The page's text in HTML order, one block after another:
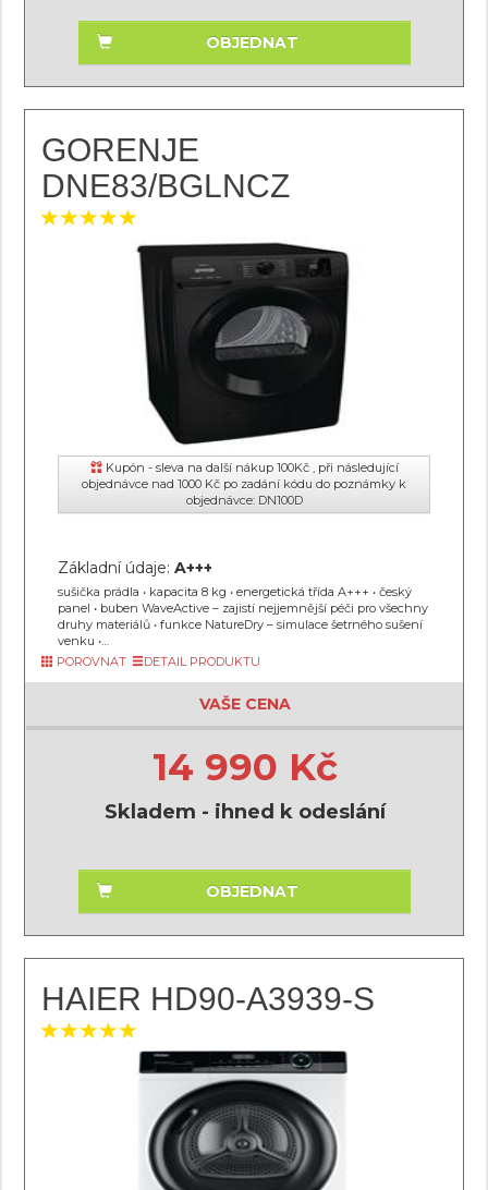
OBJEDNAT
GORENJE
DNE83/BGLNCZ
Kupón - sleva na další nákup 100Kč , při následující
objednávce nad 1000 Kč po zadání kódu do poznámky k
objednávce: DN100D
Základní údaje: A+++
sušička prádla • kapacita 8 kg • energetická třída A+++ • český
panel • buben WaveActive – zajistí nejjemnější péči pro všechny
druhy materiálů • funkce NatureDry – simulace šetrného sušení
venku •…
POROVNAT
DETAIL PRODUKTU
VAŠE CENA
14 990 Kč
Skladem - ihned k odeslání
OBJEDNAT
HAIER HD90-A3939-S